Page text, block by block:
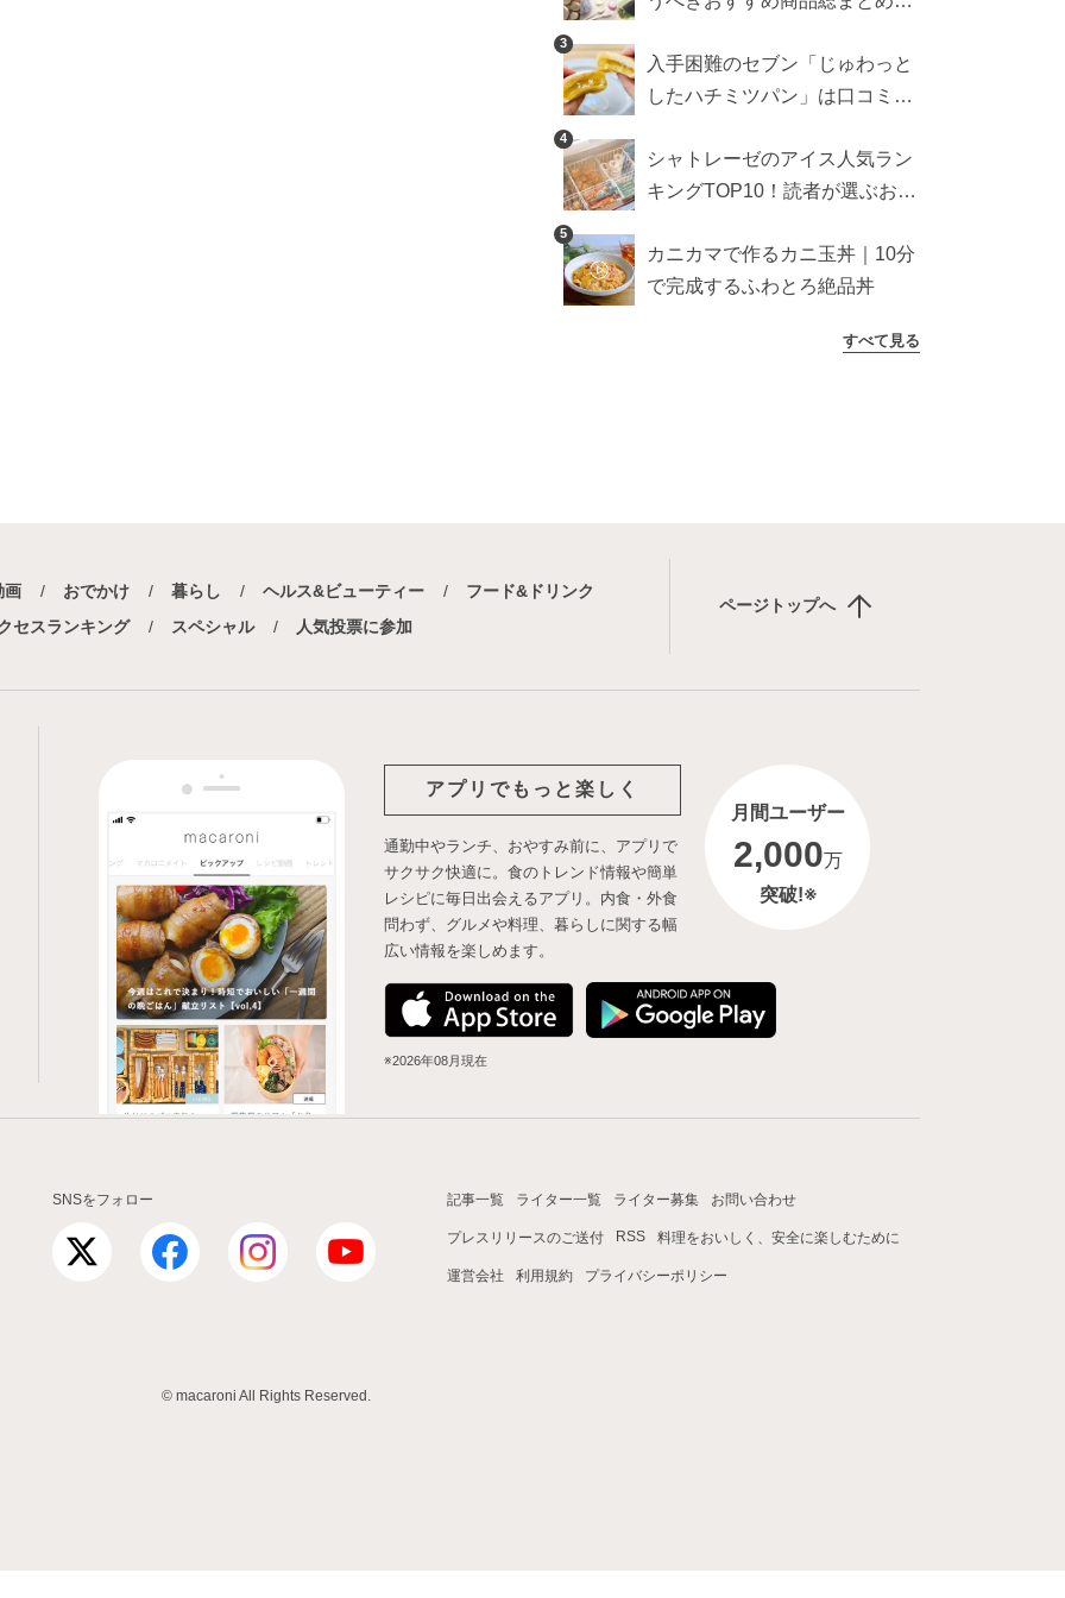
3
入手困難のセブン「じゅわっと
したハチミツパン」は口コミ通
検証
4
シャトレーゼのアイス人気ラン
キングTOP10！読者が選ぶおす
5
カニカマで作るカニ玉丼｜10分
で完成するふわとろ絶品丼
すべて見る
画 おでかけ 暮らし ヘルス&ビューティー
フード&ドリンク
セスランキング
スペシャル 人気投票に参加
ページトップへ
アプリでもっと楽しく
通勤中やランチ、おやすみ前に、アプリで
サクサク快適に。食のトレンド情報や簡単
レシピに毎日出会えるアプリ。内食・外食
問わず、グルメや料理、暮らしに関する幅
広い情報を楽しめます。
月間ユーザー
2,000万
突破!※
※2026年08月現在
SNSをフォロー 記事一覧 ライター一覧 ライター募集 お問い合わせ
プレスリリースのご送付 RSS 料理をおいしく、安全に楽しむために
運営会社 利用規約 プライバシーポリシー
© macaroni All Rights Reserved.